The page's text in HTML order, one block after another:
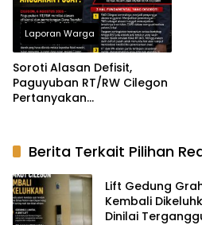
Laporan Warga
Soroti Alasan Defisit,
Paguyuban RT/RW Cilegon
Pertanyakan
Anggaran Pusat
Berita Terkait Pilihan
Lift Gedung
Kembali
Dinilai